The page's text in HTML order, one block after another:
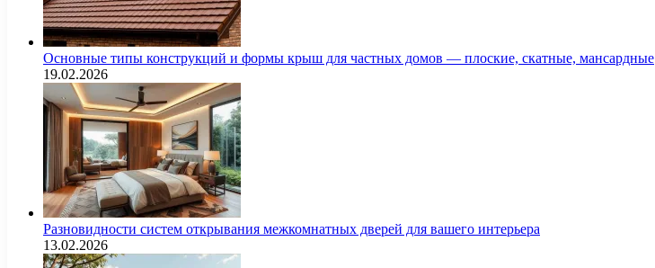
Основные типы конструкций и формы крыш для частных домов — плоские, скатные, мансардные
19.02.2026
Разновидности систем открывания межкомнатных дверей для вашего интерьера
13.02.2026